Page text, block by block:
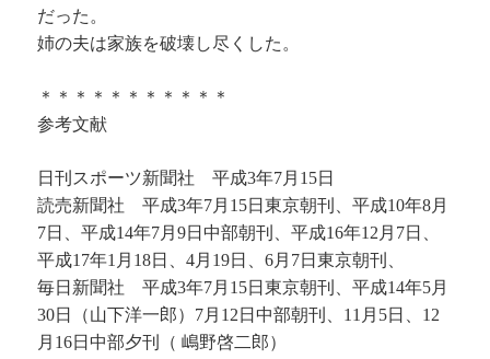
だった。
姉の夫は家族を破壊し尽くした。
＊＊＊＊＊＊＊＊＊＊＊
参考文献
日刊スポーツ新聞社 平成3年7月15日
読売新聞社 平成3年7月15日東京朝刊、平成10年8月
7日、平成14年7月9日中部朝刊、平成16年12月7日、
平成17年1月18日、4月19日、6月7日東京朝刊、
毎日新聞社 平成3年7月15日東京朝刊、平成14年5月
30日（山下洋一郎）7月12日中部朝刊、11月5日、12
月16日中部夕刊（ 嶋野啓二郎）